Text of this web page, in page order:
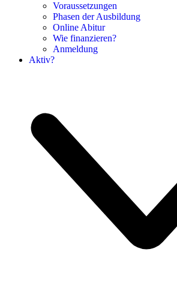
Voraussetzungen
Phasen der Ausbildung
Online Abitur
Wie finanzieren?
Anmeldung
Aktiv?